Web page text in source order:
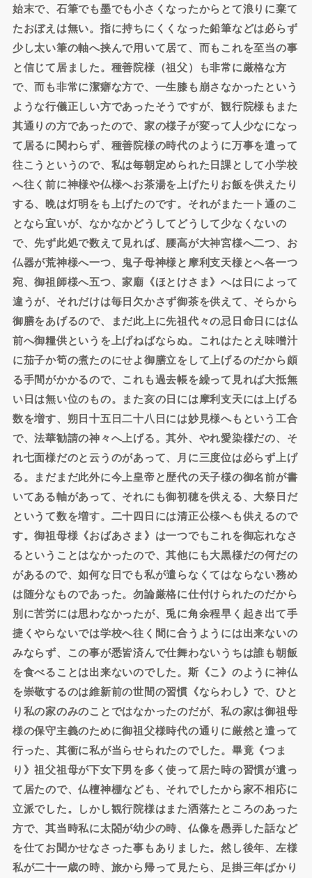
始末で、石筆でも墨でも小さくなったからとて浪りに棄て
たおぼえは無い。指に持ちにくくなった鉛筆などは必らず
少し太い筆の軸へ挟んで用いて居て、而もこれを至当の事
と信じて居ました。種善院様（祖父）も非常に厳格な方
で、而も非常に潔癖な方で、一生膝も崩さなかったという
ような行儀正しい方であったそうですが、観行院様もまた
其通りの方であったので、家の様子が変って人少なになっ
て居るに関わらず、種善院様の時代のように万事を遣って
往こうというので、私は毎朝定められた日課として小学校
へ往く前に神様や仏様へお茶湯を上げたりお飯を供えたり
する、晩は灯明をも上げたのです。それがまた一ト通のこ
となら宜いが、なかなかどうしてどうして少なくないの
で、先ず此処で数えて見れば、腰高が大神宮様へ二つ、お
仏器が荒神様へ一つ、鬼子母神様と摩利支天様とへ各一つ
宛、御祖師様へ五つ、家廟《ほとけさま》へは日によって
違うが、それだけは毎日欠かさず御茶を供えて、そらから
御膳をあげるので、まだ此上に先祖代々の忌日命日には仏
前へ御糧供というを上げねばならぬ。これはたとえ味噌汁
に茄子か筍の煮たのにせよ御膳立をして上げるのだから頗
る手間がかかるので、これも過去帳を繰って見れば大抵無
い日は無い位のもの。また亥の日には摩利支天には上げる
数を増す、朔日十五日二十八日には妙見様へもという工合
で、法華勧請の神々へ上げる。其外、やれ愛染様だの、そ
れ七面様だのと云うのがあって、月に三度位は必らず上げ
る。まだまだ此外に今上皇帝と歴代の天子様の御名前が書
いてある軸があって、それにも御初穂を供える、大祭日だ
というて数を増す。二十四日には清正公様へも供えるので
す。御祖母様《おばあさま》は一つでもこれを御忘れなさ
るということはなかったので、其他にも大黒様だの何だの
があるので、如何な日でも私が遣らなくてはならない務め
は随分なものであった。勿論厳格に仕付けられたのだから
別に苦労には思わなかったが、兎に角余程早く起き出て手
捷くやらないでは学校へ往く間に合うようには出来ないの
みならず、この事が悉皆済んで仕舞わないうちは誰も朝飯
を食べることは出来ないのでした。斯《こ》のように神仏
を崇敬するのは維新前の世間の習慣《ならわし》で、ひと
り私の家のみのことではなかったのだが、私の家は御祖母
様の保守主義のために御祖父様時代の通りに厳然と遣って
行った、其衝に私が当らせられたのでした。畢竟《つま
り》祖父祖母が下女下男を多く使って居た時の習慣が遺っ
て居たので、仏檀神棚なども、それでしたから家不相応に
立派でした。しかし観行院様はまた洒落たところのあった
方で、其当時私に太閤が幼少の時、仏像を愚弄した話など
を仕てお聞かせなさった事もありました。然し後年、左様
私が二十一歳の時、旅から帰って見たら、足掛三年ばかり